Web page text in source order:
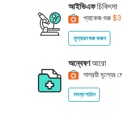
আইভিএফচিকিৎসা
প্যাকেজ শুরু
মূল্যায়ন শুরু করুন
অন্বেষণআরো
সাশ্রয়ী মূল্যের
তদন্ত পাঠান